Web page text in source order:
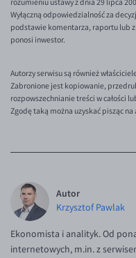
rozumieniu ustawy z dnia 29 lipca
Wyłączną odpowiedzialność za
podstawie komentarza, raportu lub
ponosi inwestor.
Autorzy serwisu są również
Zabronione jest kopiowanie,
rozpowszechnianie treści w całości
Zgodę taką można uzyskać pisząc na
Autor
Krzysztof Pawlak
Ekonomista i analityk. Od
internetowych, m.in. z